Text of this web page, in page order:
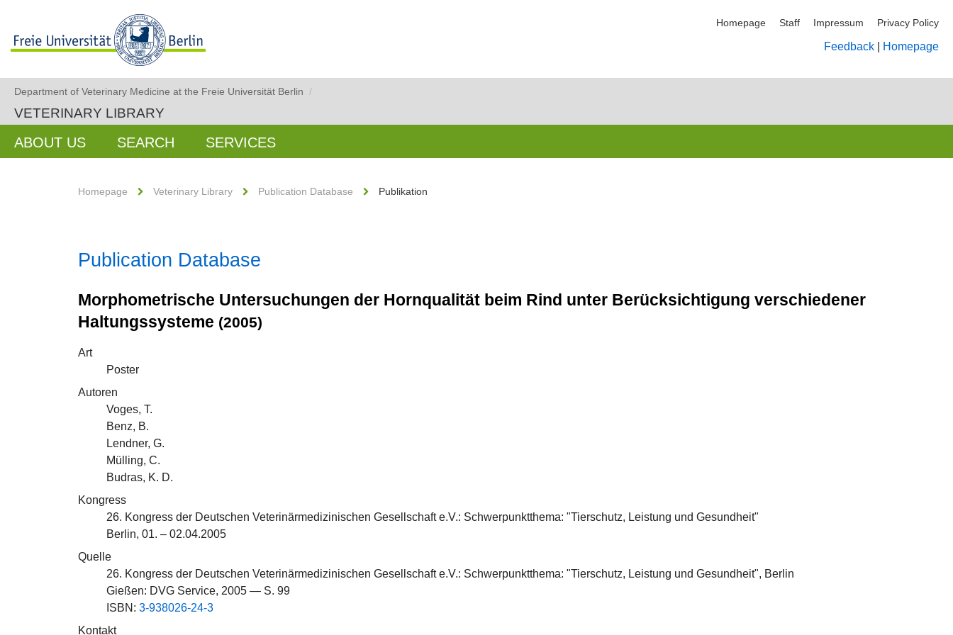
Homepage Staff Impressum Privacy Policy
Feedback Homepage
Department of Veterinary Medicine at the Freie Universität Berlin /
VETERINARY LIBRARY
ABOUT US SEARCH SERVICES
Homepage Veterinary Library Publication Database Publikation
Publication Database
Morphometrische Untersuchungen der Hornqualität beim Rind unter Berücksichtigung verschiedener
Haltungssysteme (2005)
Art
Poster
Autoren
Voges, T.
Benz, B.
Lendner, G.
Mülling, C.
Budras, K. D.
Kongress
26. Kongress der Deutschen Veterinärmedizinischen Gesellschaft e.V.: Schwerpunktthema: "Tierschutz, Leistung und Gesundheit"
Berlin, 01. – 02.04.2005
Quelle
26. Kongress der Deutschen Veterinärmedizinischen Gesellschaft e.V.: Schwerpunktthema: "Tierschutz, Leistung und Gesundheit", Berlin
Gießen: DVG Service, 2005 — S. 99
ISBN: 3-938026-24-3
Kontakt